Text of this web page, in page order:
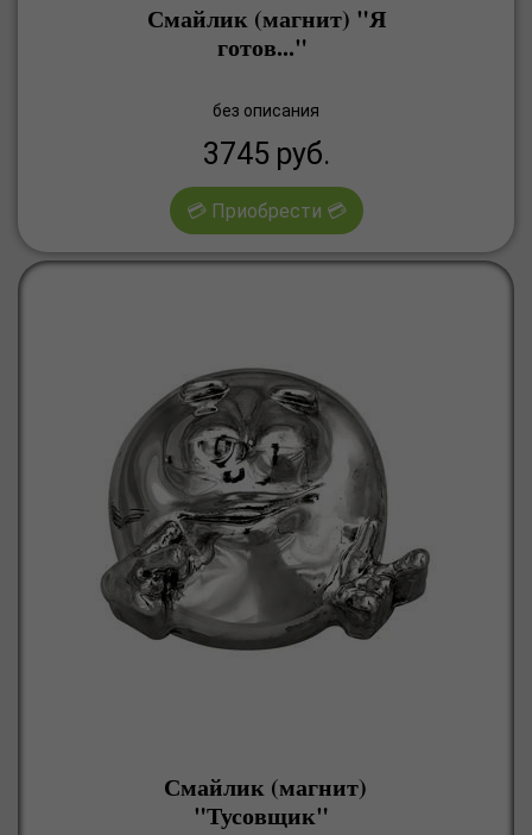
Смайлик (магнит) "Я
готов..."
без описания
3745 руб.
💳 Приобрести 💳
Смайлик (магнит)
"Тусовщик"